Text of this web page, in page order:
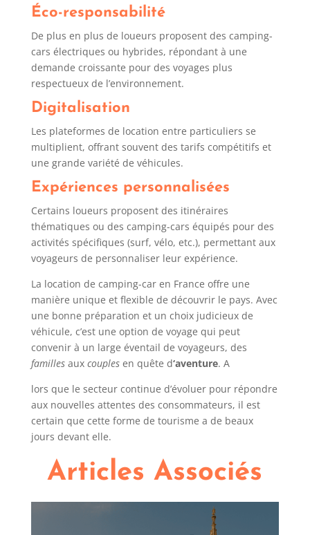
Éco-responsabilité
De plus en plus de loueurs proposent des camping-
cars électriques ou hybrides, répondant à une
demande croissante pour des voyages plus
respectueux de l’environnement.
Digitalisation
Les plateformes de location entre particuliers se
multiplient, offrant souvent des tarifs compétitifs et
une grande variété de véhicules.
Expériences personnalisées
Certains loueurs proposent des itinéraires
thématiques ou des camping-cars équipés pour des
activités spécifiques (surf, vélo, etc.), permettant aux
voyageurs de personnaliser leur expérience.
La location de camping-car en France offre une
manière unique et flexible de découvrir le pays. Avec
une bonne préparation et un choix judicieux de
véhicule, c’est une option de voyage qui peut
convenir à un large éventail de voyageurs, des
famillesauxcouplesen quête d‘aventure. A
lors que le secteur continue d’évoluer pour répondre
aux nouvelles attentes des consommateurs, il est
certain que cette forme de tourisme a de beaux
jours devant elle.
Articles Associés